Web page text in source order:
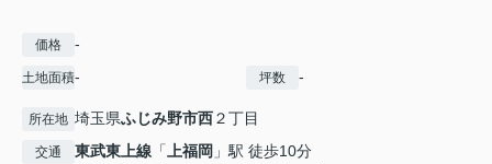
価格 -
土地面積- 坪数 -
所在地 埼玉県ふじみ野市西２丁目
交通 東武東上線 「 上福岡 」駅 徒歩10分